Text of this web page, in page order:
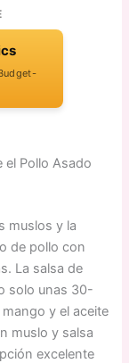
el Pollo Asado
muslos y la
de pollo con
La salsa de
solo unas 30-
y el aceite
muslo y salsa
excelente